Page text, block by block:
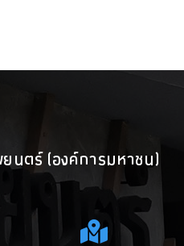
นตร์ (องค์การมหาชน)